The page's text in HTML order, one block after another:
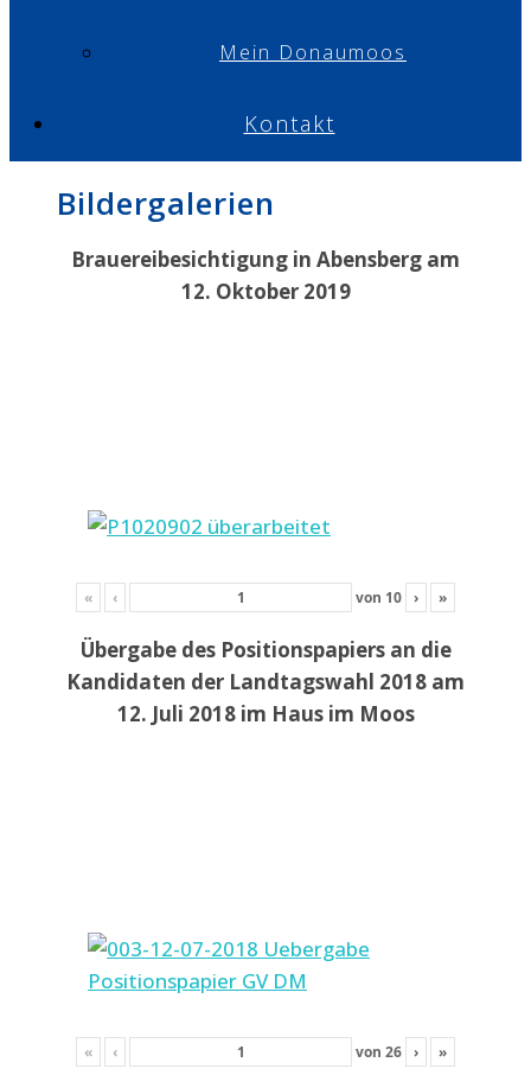
Mein Donaumoos
Kontakt
Bildergalerien
Brauereibesichtigung in Abensberg am
12. Oktober 2019
« ‹ von 10 › »
Übergabe des Positionspapiers an die
Kandidaten der Landtagswahl 2018 am
12. Juli 2018 im Haus im Moos
« ‹ von 26 › »